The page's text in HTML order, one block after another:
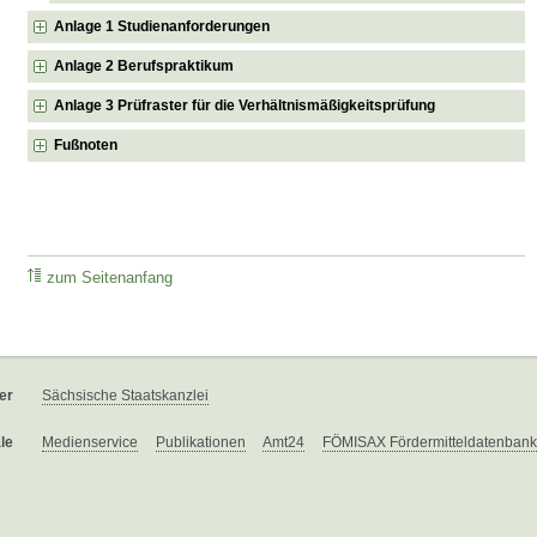
Anlage 1 Studienanforderungen
Anlage 2 Berufspraktikum
Anlage 3 Prüfraster für die Verhältnismäßigkeitsprüfung
Fußnoten
zum Seitenanfang
Sächsische Staatskanzlei
Medienservice Publikationen Amt24 FÖMISAX Fördermitteldatenbank